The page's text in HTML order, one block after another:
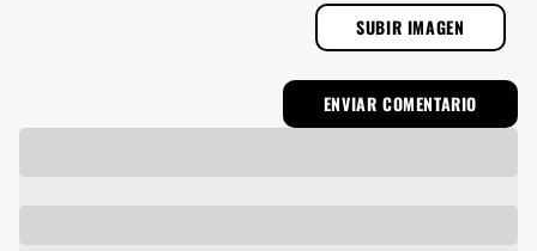
SUBIR IMAGEN